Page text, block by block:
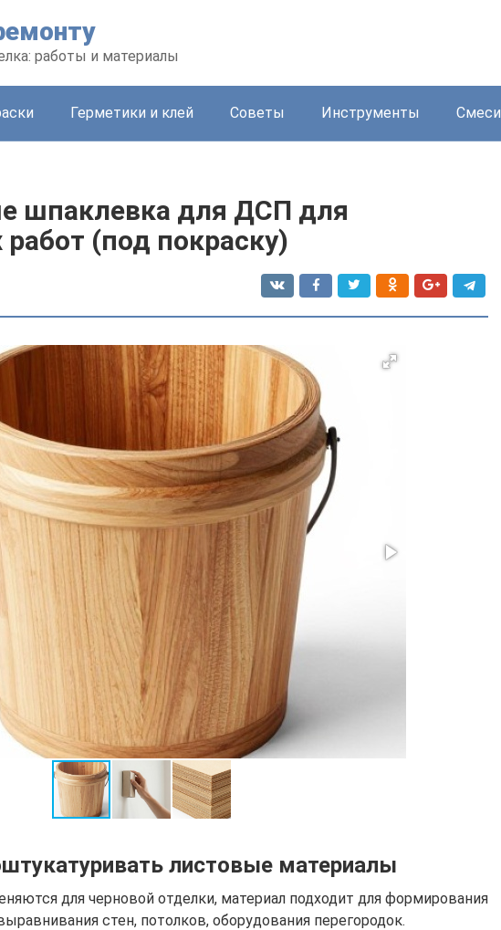
работы и материалы
Герметики и клей Советы Инструменты Смеси
шпаклевка для ДСП для
работ (под покраску)
листовые материалы
для черновой отделки, материал подходит для формирования
стен, потолков, оборудования перегородок.